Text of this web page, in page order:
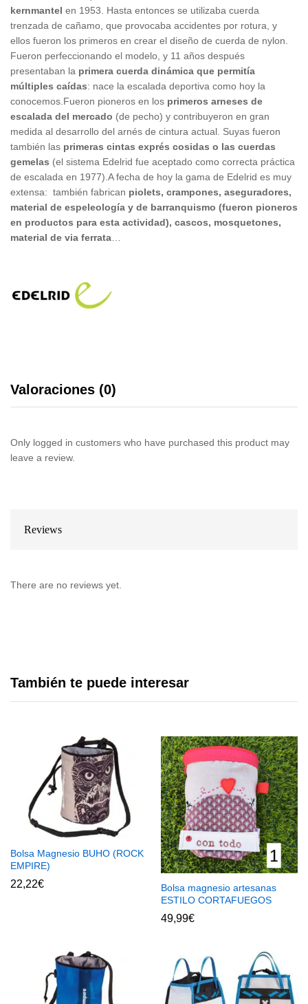
kernmantel en 1953. Hasta entonces se utilizaba cuerda
trenzada de cañamo, que provocaba accidentes por rotura, y
ellos fueron los primeros en crear el diseño de cuerda de nylon.
Fueron perfeccionando el modelo, y 11 años después
presentaban la primera cuerda dinámica que permitía
múltiples caídas: nace la escalada deportiva como hoy la
conocemos.Fueron pioneros en los primeros arneses de
escalada del mercado (de pecho) y contribuyeron en gran
medida al desarrollo del arnés de cintura actual. Suyas fueron
también las primeras cintas exprés cosidas o las cuerdas
gemelas (el sistema Edelrid fue aceptado como correcta práctica
de escalada en 1977).A fecha de hoy la gama de Edelrid es muy
extensa: también fabrican piolets, crampones, aseguradores,
material de espeleología y de barranquismo (fueron pioneros
en productos para esta actividad), cascos, mosquetones,
material de via ferrata
Valoraciones (0)
Only logged in customers who have purchased this product may
leave a review.
Reviews
There are no reviews yet.
También te puede interesar
Bolsa Magnesio BUHO (ROCK
EMPIRE)
22,22€
Bolsa magnesio artesanas
ESTILO CORTAFUEGOS
49,99€